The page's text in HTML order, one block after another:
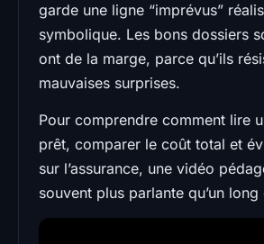
garde une ligne “imprévus”
symbolique. Les bons dossiers
ont de la marge, parce qu’ils
mauvaises surprises.
Pour comprendre comment lire
prêt, comparer le coût total et
sur l’assurance, une vidéo
souvent plus parlante qu’un